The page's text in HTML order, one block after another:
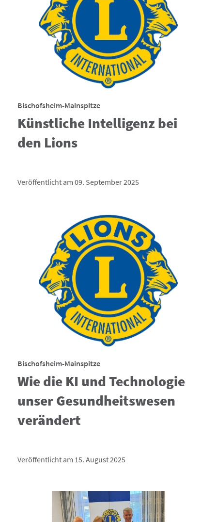
Bischofsheim-Mainspitze
Künstliche Intelligenz bei
den Lions
Veröffentlicht am 09. September 2025
Bischofsheim-Mainspitze
Wie die KI und Technologie
unser Gesundheitswesen
verändert
Veröffentlicht am 15. August 2025